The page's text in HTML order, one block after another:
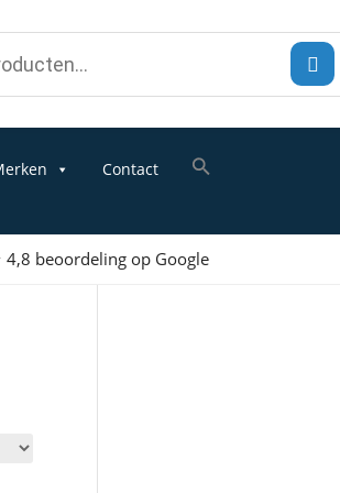
Contact
4,8 beoordeling op Google